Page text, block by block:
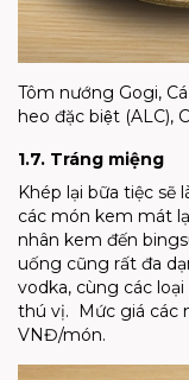
Tôm nướng Gogi,
heo đặc biệt (ALC),
1.7. Tráng miệng
Khép lại bữa tiệc
các món kem mát
nhân kem đến
uống cũng rất đa
vodka, cùng các
thú vị. Mức giá các
VNĐ/món.